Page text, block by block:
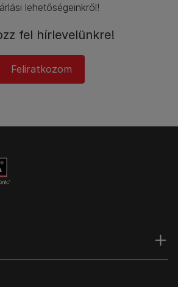
lehetőségeinkről!​
fel hírlevelünkre!
Feliratkozom